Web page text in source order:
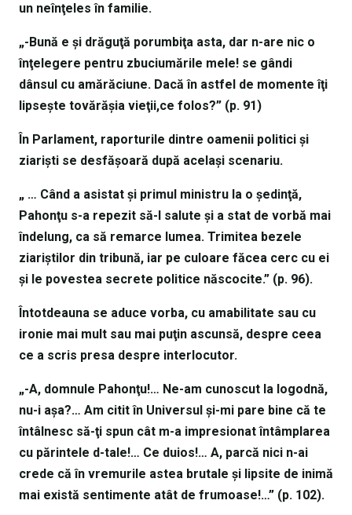
un neînţeles în familie.
„-Bună e şi drăguţă porumbiţa asta, dar n-are nic o
înţelegere pentru zbuciumările mele! se gândi
dânsul cu amărăciune. Dacă în astfel de momente îţi
lipseşte tovărăşia vieţii,ce folos?” (p. 91)
În Parlament, raporturile dintre oamenii politici şi
ziarişti se desfăşoară după acelaşi scenariu.
„ … Când a asistat şi primul ministru la o şedinţă,
Pahonţu s-a repezit să-l salute şi a stat de vorbă mai
îndelung, ca să remarce lumea. Trimitea bezele
ziariştilor din tribună, iar pe culoare făcea cerc cu ei
şi le povestea secrete politice născocite.” (p. 96).
Întotdeauna se aduce vorba, cu amabilitate sau cu
ironie mai mult sau mai puţin ascunsă, despre ceea
ce a scris presa despre interlocutor.
„-A, domnule Pahonţu!… Ne-am cunoscut la logodnă,
nu-i aşa?… Am citit în Universul şi-mi pare bine că te
întâlnesc să-ţi spun cât m-a impresionat întâmplarea
cu părintele d-tale!… Ce duios!… A, parcă nici n-ai
crede că în vremurile astea brutale şi lipsite de inimă
mai există sentimente atât de frumoase!…” (p. 102).